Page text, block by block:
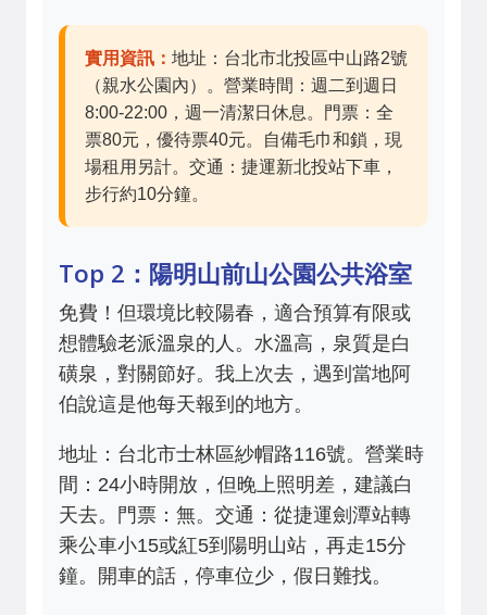
實用資訊： 地址：台北市北投區中山路2號
（親水公園內）。營業時間：週二到週日
8:00-22:00，週一清潔日休息。門票：全
票80元，優待票40元。自備毛巾和鎖，現
場租用另計。交通：捷運新北投站下車，
步行約10分鐘。
Top 2：陽明山前山公園公共浴室
免費！但環境比較陽春，適合預算有限或
想體驗老派溫泉的人。水溫高，泉質是白
磺泉，對關節好。我上次去，遇到當地阿
伯說這是他每天報到的地方。
地址：台北市士林區紗帽路116號。營業時
間：24小時開放，但晚上照明差，建議白
天去。門票：無。交通：從捷運劍潭站轉
乘公車小15或紅5到陽明山站，再走15分
鐘。開車的話，停車位少，假日難找。